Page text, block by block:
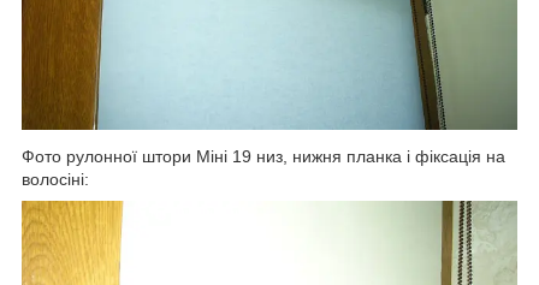
Фото рулонної штори Міні 19 низ, нижня планка і фіксація на
волосіні: